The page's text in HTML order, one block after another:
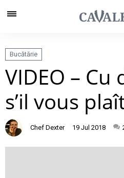
Bucătărie
VIDEO – Cu
s’il vous
Chef Dexter 19 Jul 2018